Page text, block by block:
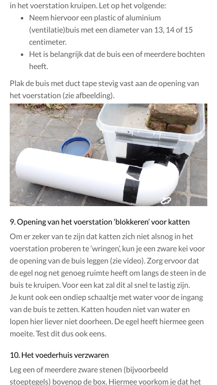
in het voerstation kruipen. Let op het volgende:
Neem hiervoor een plastic of aluminium
(ventilatie)buis met een diameter van 13, 14 of 15
centimeter.
Het is belangrijk dat de buis een of meerdere bochten
heeft.
Plak de buis met duct tape stevig vast aan de opening van
het voerstation (zie afbeelding).
9. Opening van het voerstation ‘blokkeren’ voor katten
Om er zeker van te zijn dat katten zich niet alsnog in het
voerstation proberen te ‘wringen’, kun je een zware kei voor
de opening van de buis leggen (zie video). Zorg ervoor dat
de egel nog net genoeg ruimte heeft om langs de steen in de
buis te kruipen. Voor een kat zal dit al snel te lastig zijn.
Je kunt ook een ondiep schaaltje met water voor de ingang
van de buis te zetten. Katten houden niet van water en
lopen hier liever niet doorheen. De egel heeft hiermee geen
moeite. Test dit dus ook eens.
10. Het voederhuis verzwaren
Leg een of meerdere zware stenen (bijvoorbeeld
stoeptegels) bovenop de box. Hiermee voorkom je dat het